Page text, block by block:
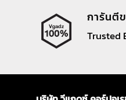
การันตี
Trusted